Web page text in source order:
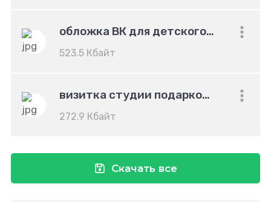
обложка ВК для детского центра
523.5 Кбайт
визитка студии подарков ручной работы
272.9 Кбайт
Скачать все